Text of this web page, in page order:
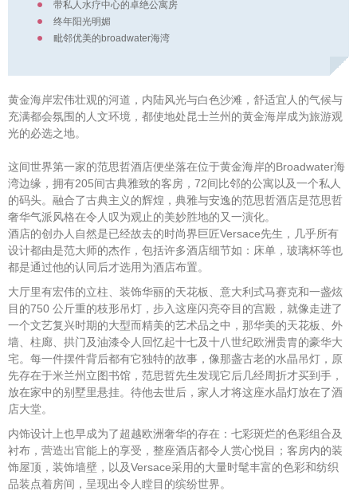
带私人水疗中心的卓绝公寓房
终年阳光明媚
毗邻优美的broadwater海湾
黄金海岸宏伟壮观的河道，内陆风光与白色沙滩，舒适宜人的气候与
充满都会氛围的人文环境，都使地处昆士兰州的黄金海岸成为旅游观
光的必选之地。
这间世界第一家的范思哲酒店便坐落在位于黄金海岸的Broadwater海
湾边缘，拥有205间古典雅致的客房，72间比邻的公寓以及一个私人
的码头。融合了古典主义的辉煌，典雅与安逸的范思哲酒店是范思哲
奢华气派风格在令人叹为观止的美妙胜地的又一演化。
酒店的创办人自然是已经故去的时尚界巨匠Versace先生，几乎所有
设计都由是范大师的杰作，包括许多酒店细节如：床单，玻璃杯等也
都是通过他的认同后才选用为酒店布置。
大厅里有宏伟的立柱、装饰华丽的天花板、意大利式马赛克和一盏炫
目的750 公斤重的枝形吊灯，步入这座闪亮夺目的宫殿，就像走进了
一个文艺复兴时期的大型而精美的艺术品之中，那华美的天花板、外
墙、柱廊、拱门及油漆令人回忆起十七及十八世纪欧洲贵胄的豪华大
宅。每一件摆件背后都有它独特的故事，像那盏古老的水晶吊灯，原
先存在于米兰州立图书馆，范思哲先生发现它后几经周折才买到手，
放在家中的别墅里悬挂。待他去世后，家人才将这座水晶灯放在了酒
店大堂。
内饰设计上也早成为了超越欧洲奢华的存在：七彩斑烂的色彩组合及
衬布，营造出官能上的享受，整座酒店都令人赏心悦目；客房内的装
饰屋顶，装饰墙壁，以及Versace采用的大量时髦丰富的色彩和纺织
品装点着房间，呈现出令人瞠目的缤纷世界。